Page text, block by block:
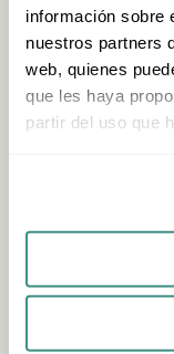
información sobre
nuestros partners
web, quienes
que les haya
partir del uso que